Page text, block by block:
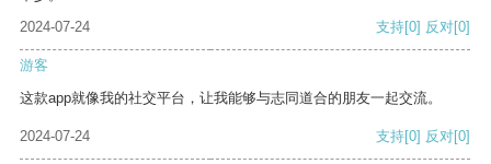
2024-07-24
支持[0] 反对[0]
游客
这款app就像我的社交平台，让我能够与志同道合的朋友一起交流。
2024-07-24 支持[0] 反对[0]